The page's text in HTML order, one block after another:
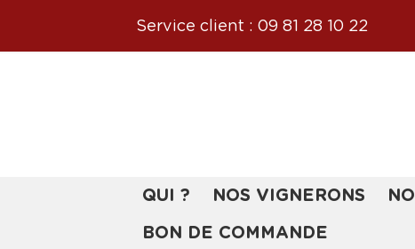
Service client : 09 81 28 10 22
QUI ? NOS VIGNERONS
BON DE COMMANDE